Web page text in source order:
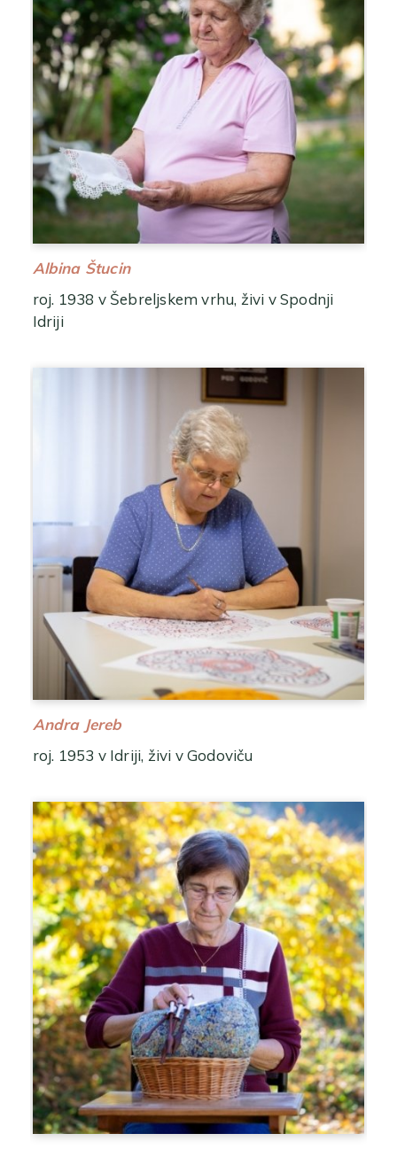
Albina Štucin
roj. 1938 v Šebreljskem vrhu, živi v Spodnji
Idriji
Andra Jereb
roj. 1953 v Idriji, živi v Godoviču